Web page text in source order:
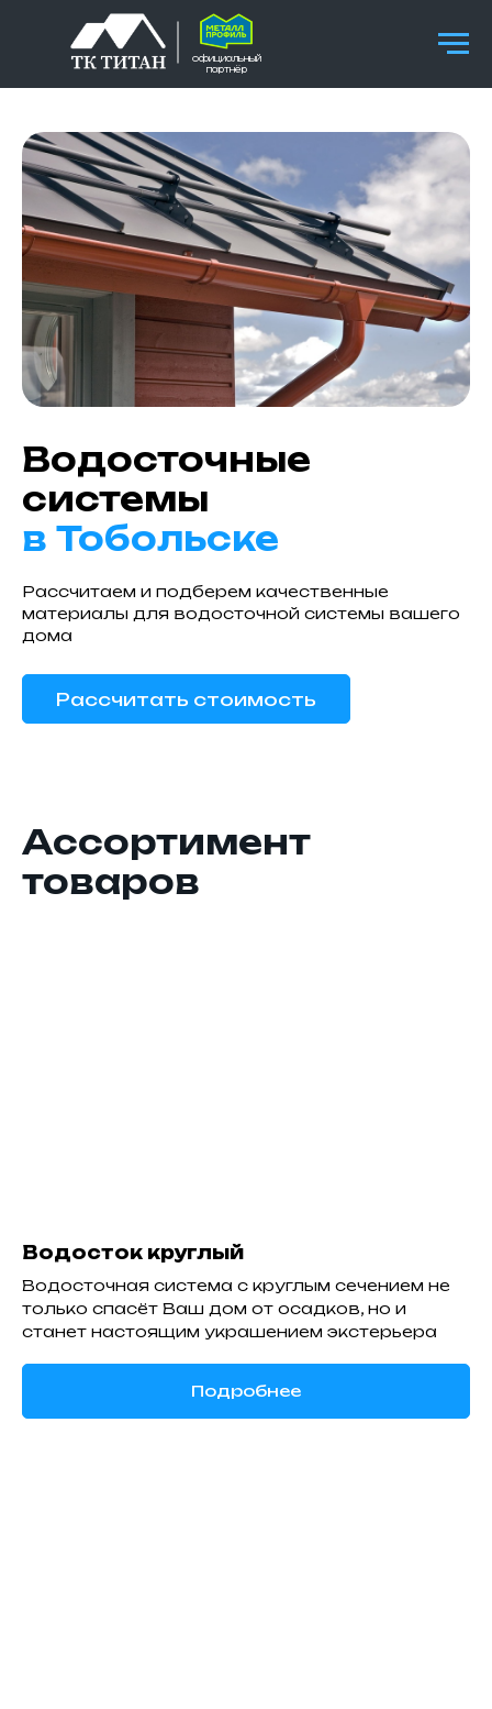
официальный
партнёр
Водосточные
системы
в Тобольске
Рассчитаем и подберем качественные
материалы для водосточной системы вашего
дома
Рассчитать стоимость
Ассортимент
товаров
Водосток круглый
Водосточная система с круглым сечением не
только спасёт Ваш дом от осадков, но и
станет настоящим украшением экстерьера
Подробнее